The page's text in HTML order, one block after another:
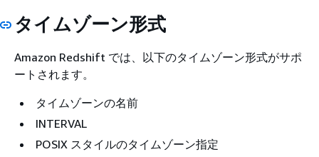
タイムゾーン形式
Amazon Redshift では、以下のタイムゾーン形式がサポ
ートされます。
タイムゾーンの名前
INTERVAL
POSIX スタイルのタイムゾーン指定